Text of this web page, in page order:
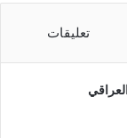
تعليقات